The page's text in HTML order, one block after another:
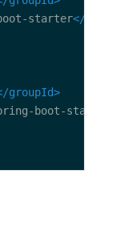
starter</
groupId>
boot-starter